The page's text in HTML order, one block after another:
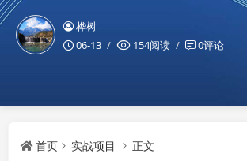
桦树
06-13
154阅读 0评论
首页 实战项目 正文